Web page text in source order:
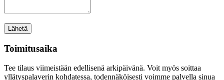
Toimitusaika
Tee tilaus viimeistään edellisenä arkipäivänä. Voit myös soittaa
yllätyspalaverin kohdatessa, todennäköisesti voimme palvella sinua